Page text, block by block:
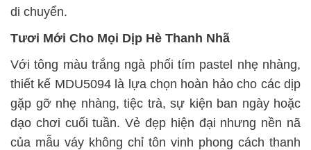
di chuyển.
Tươi Mới Cho Mọi Dịp Hè Thanh Nhã
Với tông màu trắng ngà phối tím pastel nhẹ nhàng,
thiết kế MDU5094 là lựa chọn hoàn hảo cho các dịp
gặp gỡ nhẹ nhàng, tiệc trà, sự kiện ban ngày hoặc
dạo chơi cuối tuần. Vẻ đẹp hiện đại nhưng nền nã
của mẫu váy không chỉ tôn vinh phong cách thanh